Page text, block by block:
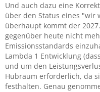
Und auch dazu eine
über den Status eines "wir
überhaupt kommt der
gegenüber heute nicht
Emissionsstandards
Lambda 1 Entwicklung
und um den
Hubraum erforderlich, da
festhalten. Genau